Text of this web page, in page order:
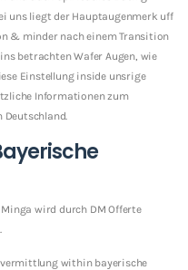
uns liegt der Hauptaugenmerk uff
& minder nach einem Transition
betrachten Wafer Augen, wie
Einstellung inside unsrige
Informationen zum
wird durch DM Offerte
within bayerische